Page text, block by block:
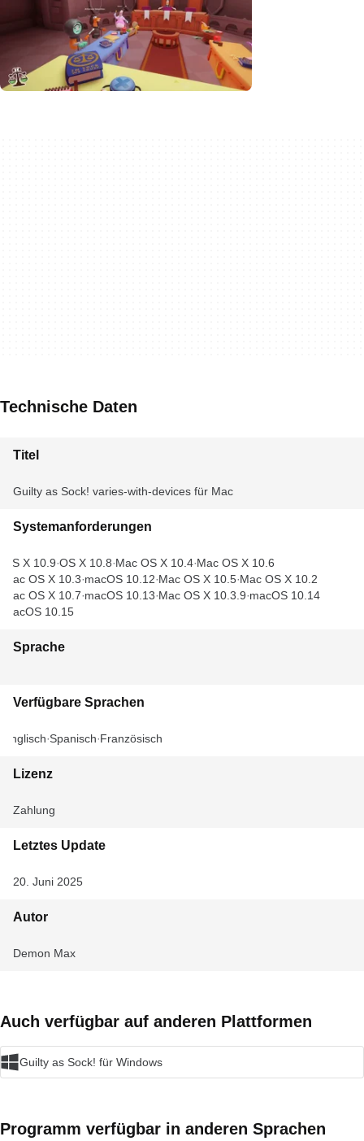
Technische Daten
Titel
Guilty as Sock! varies-with-devices für Mac
Systemanforderungen
OS X 10.9 OS X 10.8 Mac OS X 10.4 Mac OS X 10.6
Mac OS X 10.3 macOS 10.12 Mac OS X 10.5 Mac OS X 10.2
Mac OS X 10.7 macOS 10.13 Mac OS X 10.3.9 macOS 10.14
macOS 10.15
Sprache
Verfügbare Sprachen
Englisch Spanisch Französisch
Lizenz
Zahlung
Letztes Update
20. Juni 2025
Autor
Demon Max
Auch verfügbar auf anderen Plattformen
Guilty as Sock! für Windows
Programm verfügbar in anderen Sprachen